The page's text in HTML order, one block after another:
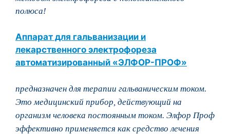
полюса!
Аппарат для гальванизации и
лекарственного электрофореза
автоматизированный «ЭЛФОР-ПРОФ»
предназначен для терапии гальваническим током.
Это медицинский прибор, действующий на
организм человека постоянным током. Элфор Проф
эффективно применяется как средство лечения